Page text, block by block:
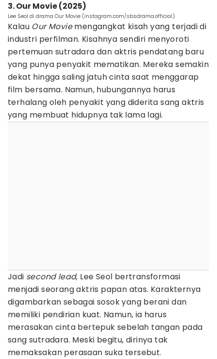
3. Our Movie (2025)
Lee Seol di drama Our Movie (instagram.com/sbsdrama.official)
Kalau Our Moviemengangkat kisah yang terjadi di
industri perfilman. Kisahnya sendiri menyoroti
pertemuan sutradara dan aktris pendatang baru
yang punya penyakit mematikan. Mereka semakin
dekat hingga saling jatuh cinta saat menggarap
film bersama. Namun, hubungannya harus
terhalang oleh penyakit yang diderita sang aktris
yang membuat hidupnya tak lama lagi.
Jadi second lead, Lee Seol bertransformasi
menjadi seorang aktris papan atas. Karakternya
digambarkan sebagai sosok yang berani dan
memiliki pendirian kuat. Namun, ia harus
merasakan cinta bertepuk sebelah tangan pada
sang sutradara. Meski begitu, dirinya tak
memaksakan perasaan suka tersebut.